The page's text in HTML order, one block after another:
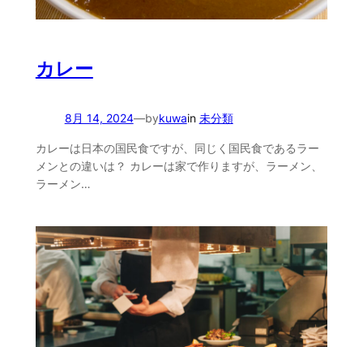
カレー
8月 14, 2024—bykuwain 未分類
カレーは日本の国民食ですが、同じく国民食であるラー
メンとの違いは？ カレーは家で作りますが、ラーメン、
ラーメン…